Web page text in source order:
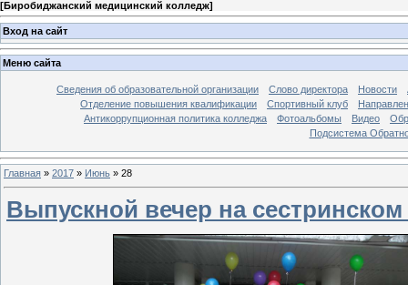
[Биробиджанский медицинский колледж]
Вход на сайт
Меню сайта
Сведения об образовательной организации Слово директора Новости
Отделение повышения квалификации
Спортивный клуб
Антикоррупционная политика колледжа
Фотоальбомы Видео
Подсистема
Главная » 2017 » Июнь » 28
Выпускной вечер на